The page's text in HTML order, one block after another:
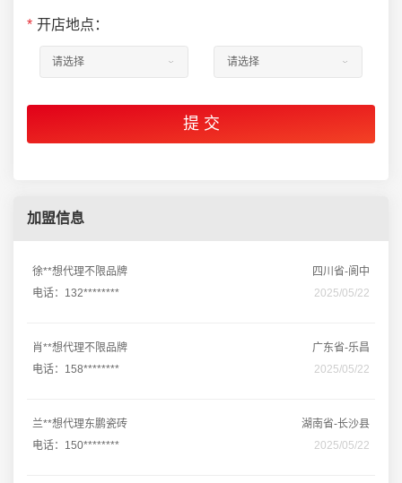
* 开店地点：
加盟信息
徐**想代理不限品牌
四川省-阆中
电话：132********
2025/05/22
肖**想代理不限品牌
广东省-乐昌
电话：158********
2025/05/22
兰**想代理东鹏瓷砖
湖南省-长沙县
电话：150********
2025/05/22